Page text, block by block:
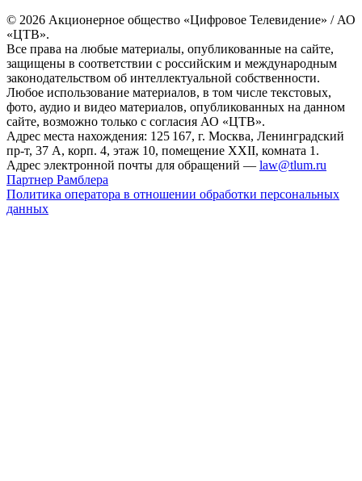
© 2026 Акционерное общество «Цифровое Телевидение» / АО
«ЦТВ».
Все права на любые материалы, опубликованные на сайте,
защищены в соответствии с российским и международным
законодательством об интеллектуальной собственности.
Любое использование материалов, в том числе текстовых,
фото, аудио и видео материалов, опубликованных на данном
сайте, возможно только с согласия АО «ЦТВ».
Адрес места нахождения: 125 167, г. Москва, Ленинградский
пр-т, 37 А, корп. 4, этаж 10, помещение XXII, комната 1.
Адрес электронной почты для обращений — law@tlum.ru
Партнер Рамблера
Политика оператора в отношении обработки персональных
данных